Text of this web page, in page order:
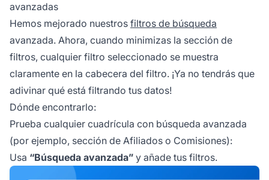
avanzadas
Hemos mejorado nuestros filtros de búsqueda
avanzada. Ahora, cuando minimizas la sección de
filtros, cualquier filtro seleccionado se muestra
claramente en la cabecera del filtro. ¡Ya no tendrás que
adivinar qué está filtrando tus datos!
Dónde encontrarlo:
Prueba cualquier cuadrícula con búsqueda avanzada
(por ejemplo, sección de Afiliados o Comisiones):
Usa “Búsqueda avanzada” y añade tus filtros.